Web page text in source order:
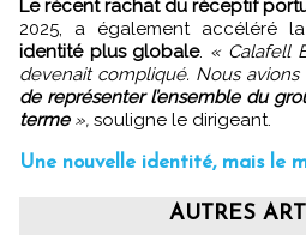
Le récent rachat du réceptif
2025, a également accéléré
identité plus globale. « Calafell
devenait compliqué. Nous avions
de représenter l’ensemble du
terme», souligne le dirigeant.
Une nouvelle identité, mais le
AUTRES